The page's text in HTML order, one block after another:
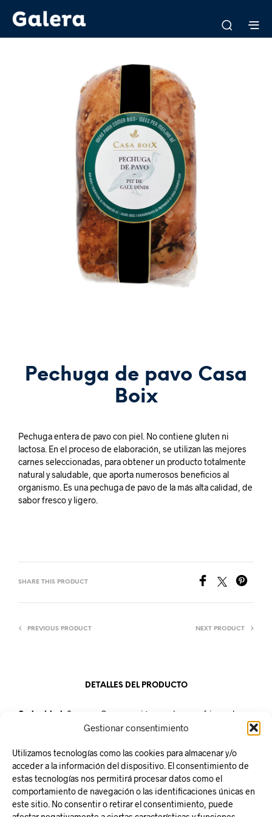
Gestionar consentimiento
Utilizamos tecnologías como las cookies para almacenar y/o
acceder a la información del dispositivo. El consentimiento de
estas tecnologías nos permitirá procesar datos como el
comportamiento de navegación o las identificaciones únicas en
este sitio. No consentir o retirar el consentimiento, puede
Pechuga de pavo Casa
Boix
Pechuga entera de pavo con piel. No contiene gluten ni
lactosa. En el proceso de elaboración, se utilizan las mejores
carnes seleccionadas, para obtener un producto totalmente
natural y saludable, que aporta numerosos beneficios al
organismo. Es una pechuga de pavo de la más alta calidad, de
sabor fresco y ligero.
SHARE THIS PRODUCT
PREVIOUS PRODUCT NEXT PRODUCT
DETALLES DEL PRODUCTO
Caducidad: 2 meses Conservación: mantener refrigerado a
una temperatura entre 0º y 5ºC
Responsabilidad Social